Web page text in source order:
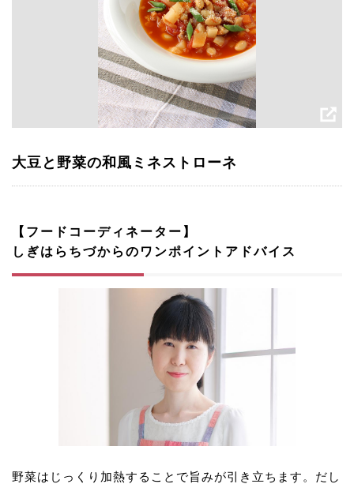
大豆と野菜の和風ミネストローネ
【フードコーディネーター】
しぎはらちづからのワンポイントアドバイス
野菜はじっくり加熱することで旨みが引き立ちます。だし